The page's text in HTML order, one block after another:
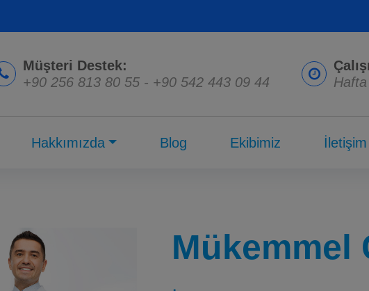
Müşteri Destek:
+90 256 813 80 55 - +90 542 443 09 44
Hakkımızda Blog Ekibimiz İletişim
Mükemmel